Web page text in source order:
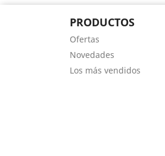
PRODUCTOS
Ofertas
Novedades
Los más vendidos